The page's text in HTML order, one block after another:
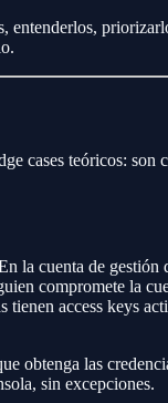
cases teóricos:
la cuenta de gestión
compromete la
access keys
obtenga las
sin excepciones.